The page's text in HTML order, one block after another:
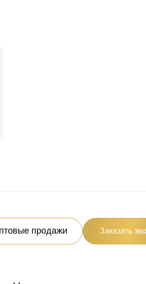
продажи Заказать